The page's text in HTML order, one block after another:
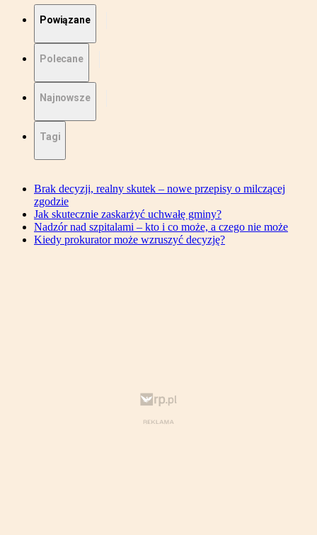
Powiązane
Polecane
Najnowsze
Tagi
Brak decyzji, realny skutek – nowe przepisy o milczącej
zgodzie
Jak skutecznie zaskarżyć uchwałę gminy?
Nadzór nad szpitalami – kto i co może, a czego nie może
Kiedy prokurator może wzruszyć decyzję?